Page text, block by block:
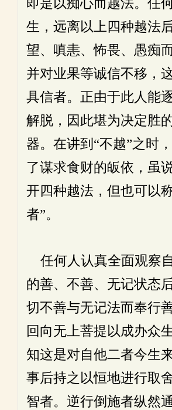
即是以痴心而越法。任
生，远离以上四种越法
望、嗔恚、怖畏、愚痴
并对业果等诚信不移，
具信者。正由于此人能
解脱，因此堪为决定胜
器。在讲到“不越”之时
了谋求食财的皈依，虽
开四种越法，但也可以
者”。
任何人认真全面观察
的善、不善、无记状态
切不善与无记法而奉行
回向无上菩提以成办众
知这是对自他二者今生
事后持之以恒地进行取
智者。逆行倒施者纵然